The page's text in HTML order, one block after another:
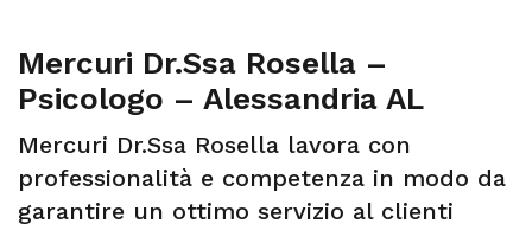
Mercuri Dr.Ssa Rosella –
Psicologo – Alessandria AL
Mercuri Dr.Ssa Rosella lavora con
professionalità e competenza in modo da
garantire un ottimo servizio al clienti